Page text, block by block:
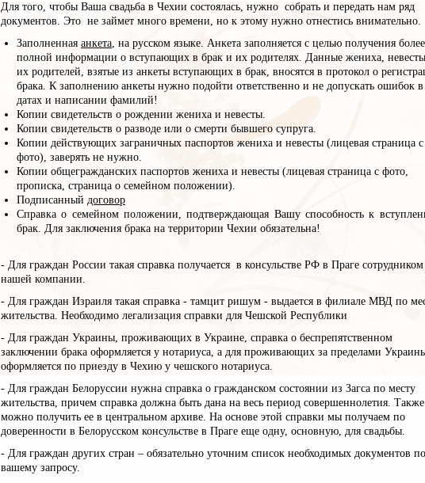
Для того, чтобы Ваша свадьба в Чехии состоялась, нужно собрать и передать нам ряд
документов. Это не займет много времени, но к этому нужно отнестись внимательно.
Заполненная анкета, на русском языке. Анкета заполняется с целью получения более
полной информации о вступающих в брак и их родителях. Данные жениха,
их родителей, взятые из анкеты вступающих в брак, вносятся в протокол о
брака. К заполнению анкеты нужно подойти ответственно и не допускать ошибок в
датах и написании фамилий!
Копии свидетельств о рождении жениха и невесты.
Копии свидетельств о разводе или о смерти бывшего супруга.
Копии действующих заграничных паспортов жениха и невесты (лицевая страница с
фото), заверять не нужно.
Копии общегражданских паспортов жениха и невесты (лицевая страница с фото,
прописка, страница о семейном положении).
Подписанный договор
Справка о семейном положении, подтверждающая Вашу способность к
брак. Для заключения брака на территории Чехии обязательна!
- Для граждан России такая справка получается в консульстве РФ в Праге сотрудником
нашей компании.
- Для граждан Израиля такая справка - тамцит ришум - выдается в филиале МВД по
жительства. Необходимо легализация справки для Чешской Республики
- Для граждан Украины, проживающих в Украине, справка о беспрепятственном
заключении брака оформляется у нотариуса, а для проживающих за пределами
оформляется по приезду в Чехию у чешского нотариуса.
- Для граждан Белоруссии нужна справка о гражданском состоянии из Загса по месту
жительства, причем справка должна быть дана на весь период совершеннолетия. Также
можно получить ее в центральном архиве. На основе этой справки мы получаем по
доверенности в Белорусском консульстве в Праге еще одну, основную, для свадьбы.
- Для граждан других стран – обязательно уточним список необходимых документов по
вашему запросу.